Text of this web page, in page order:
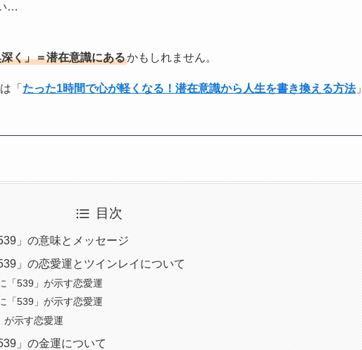
…
く」＝潜在意識にあるかもしれません。
「 たった1時間で心が軽くなる！潜在意識から人生を書き換える方法」
目次
」の意味とメッセージ
」の恋愛運とツインレイについて
「539」が示す恋愛運
「539」が示す恋愛運
が示す恋愛運
」の金運について